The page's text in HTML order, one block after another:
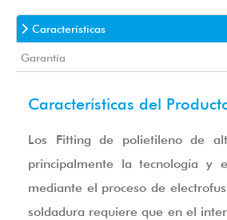
Características
Garantía
Características del
Los Fitting de polietileno de
principalmente la tecnología y
mediante el proceso de
soldadura requiere que en el